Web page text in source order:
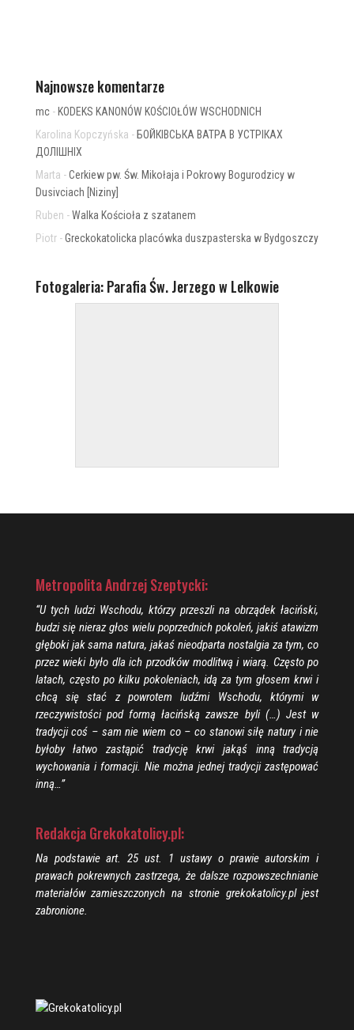
Najnowsze komentarze
mc- KODEKS KANONÓW KOŚCIOŁÓW WSCHODNICH
Karolina Kopczyńska - БОЙКІВСЬКА ВАТРА В УСТРІКАХ
ДОЛІШНІХ
Marta -Cerkiew pw. Św. Mikołaja i Pokrowy Bogurodzicy w
Dusivciach [Niziny]
Ruben -Walka Kościoła z szatanem
Piotr-Greckokatolicka placówka duszpasterska w Bydgoszczy
Fotogaleria: Parafia Św. Jerzego w Lelkowie
Metropolita Andrzej Szeptycki:
“U tych ludzi Wschodu, którzy przeszli na obrządek łaciński,
budzi się nieraz głos wielu poprzednich pokoleń, jakiś atawizm
głęboki jak sama natura, jakaś nieodparta nostalgia za tym, co
przez wieki było dla ich przodków modlitwą i wiarą. Często po
latach, często po kilku pokoleniach, idą za tym głosem krwi i
chcą się stać z powrotem ludźmi Wschodu, którymi w
rzeczywistości pod formą łacińską zawsze byli (…) Jest w
tradycji coś – sam nie wiem co – co stanowi siłę natury i nie
byłoby łatwo zastąpić tradycję krwi jakąś inną tradycją
wychowania i formacji. Nie można jednej tradycji zastępować
inną…”
Redakcja Grekokatolicy.pl:
Na podstawie art. 25 ust. 1 ustawy o prawie autorskim i
prawach pokrewnych zastrzega, że dalsze rozpowszechnianie
materiałów zamieszczonych na stronie grekokatolicy.pl jest
zabronione.